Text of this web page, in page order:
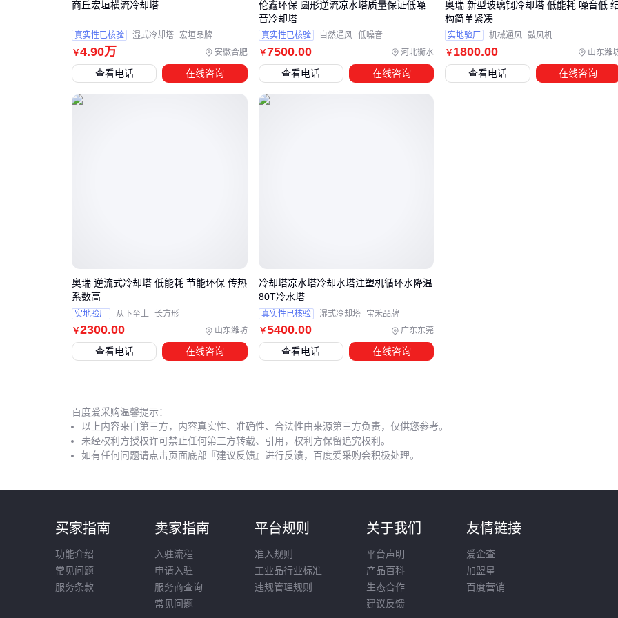
这类设备通过压缩机制冷，能提供更稳定的出水温度，尤其适
合制药、精密电子等行业。但要注意其能耗通常高于传统冷却
塔，需要综合评估电力成本。
选型决策的最后一步是验证配套设备的协同性。水泵扬程是否
水质控制：循环水中的矿物质沉积会加速腐蚀，需配合
阻垢冷却塔除垢剂
结构保护：高寒地区需预装防冻液，化工环境建议采用
锈钢冷却塔网
防腐蚀
二醇防冻液
工业场景。选择时需注意冰点与设备兼容性，而非单纯比较价
PVC横流点波填料
更换周期比普通填料更长，
在酸碱环境中更耐用。这些隐性收益应在采购决策时
纳入考量。
五、哪些日常操作细节最影响冷却塔寿命？
￥4.90万 安徽合肥
商丘宏垣横流冷却塔
真实性已核验 湿式冷却塔 宏垣品牌
查看电话 在线咨询
￥7500.00 河北衡水
伦鑫环保 圆形逆流凉水塔质量保证低噪
音冷却塔
真实性已核验 自然通风 低噪音
查看电话 在线咨询
￥1800.00 山东潍
奥瑞 新型玻璃钢冷却塔 低能耗 噪音低
构简单紧凑
实地验厂 机械通风 鼓风机
查看电话 在线咨询
￥2300.00 山东潍坊
奥瑞 逆流式冷却塔 低能耗 节能环保 传热
系数高
实地验厂 从下至上 长方形
查看电话 在线咨询
￥5400.00 广东东莞
冷却塔凉水塔冷却水塔注塑机循环水降温
80T冷水塔
真实性已核验 湿式冷却塔 宝禾品牌
查看电话 在线咨询
百度爱采购温馨提示：
以上内容来自第三方，内容真实性、准确性、合法性由来源第三方负责，仅供您参考。
未经权利方授权许可禁止任何第三方转载、引用，权利方保留追究权利。
如有任何问题请点击页面底部『建议反馈』进行反馈，百度爱采购会积极处理。
买家指南
功能介绍
常见问题
服务条款
卖家指南
入驻流程
申请入驻
服务商查询
常见问题
平台规则
准入规则
工业品行业标准
违规管理规则
关于我们
平台声明
产品百科
生态合作
建议反馈
友情链接
爱企查
加盟星
百度营销